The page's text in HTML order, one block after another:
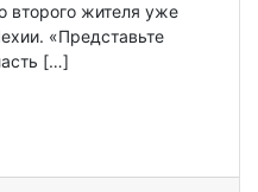
второго жителя уже
«Представьте
[…]